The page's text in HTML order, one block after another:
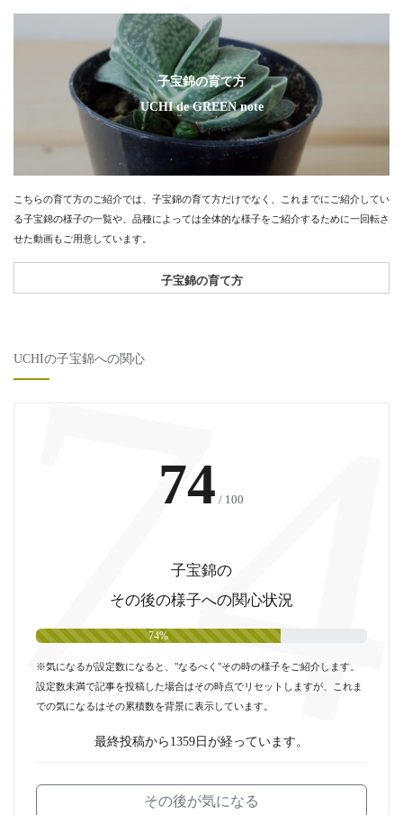
子宝錦の育て方
UCHI de GREEN note
こちらの育て方のご紹介では、子宝錦の育て方だけでなく、これまでにご紹介してい
る子宝錦の様子の一覧や、品種によっては全体的な様子をご紹介するために一回転さ
せた動画もご用意しています。
子宝錦の育て方
UCHIの子宝錦への関心
74 / 100
子宝錦の
その後の様子への関心状況
74%
※気になるが設定数になると、"なるべく"その時の様子をご紹介します。
設定数未満で記事を投稿した場合はその時点でリセットしますが、これま
での気になるはその累積数を背景に表示しています。
最終投稿から1359日が経っています。
その後が気になる